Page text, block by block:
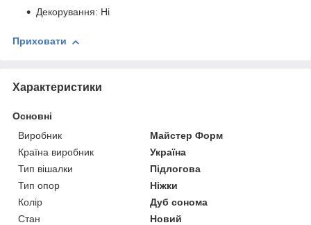
Декорування: Ні
Приховати
Характеристики
Основні
Виробник
Майстер Форм
Країна виробник
Україна
Тип вішалки
Підлогова
Тип опор
Ніжки
Колір
Дуб сонома
Стан
Новий